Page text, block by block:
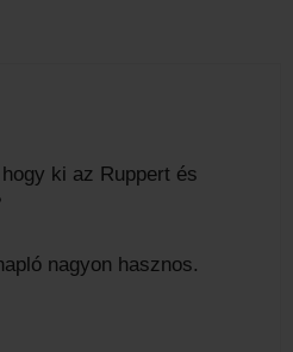
ki az Ruppert és
nagyon hasznos.